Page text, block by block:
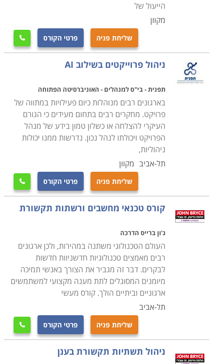
הייעול של
מקוון
שליחת פניה פרטי הקורס 
ניהול פרוייקטים בשילוב AI
תפנית - בי"ס למנהלים - האוניברסיטה הפתוחה
בארגונים רבים מנוהלות כיום פעילויות במתווה של
פרויקט. מחקרים רבים בתחום מעידים כי הגורם
העיקרי להצלחה או כשלון טמון בידע של מנהל
הפרויקט ויכולתו לנהל נכון. נדרשות ממנו יכולות
ניהוליות,
תל-אביב מקוון
שליחת פניה פרטי הקורס 
קורס טכנאי מחשבים ורשתות תקשורת
ג'ון ברייס הדרכה
העולם הטכנולוגי משתנה במהירות, ולכן ארגונים
רבים מאמצים טכנולוגיות חדשניוות חדשות
לבקרים. דבר זה מגביר את הצורך באנשי תמיכה
מיומנים המסוגלים לתת מענה מקצועי למשתמשים
ארגוניים וביתיים הולך. קורס מעשי
תל-אביב
שליחת פניה פרטי הקורס 
ניהול תשתיות תקשורת בענן